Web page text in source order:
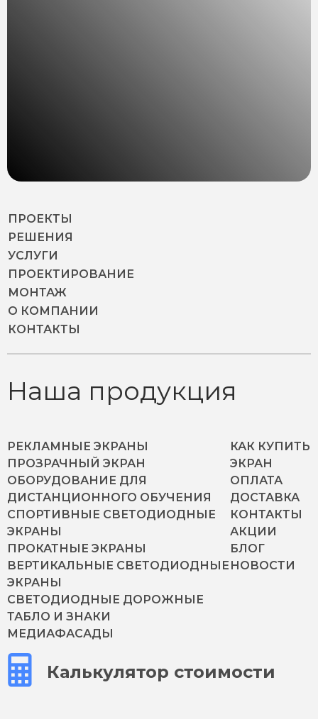
ПРОЕКТЫ
РЕШЕНИЯ
УСЛУГИ
ПРОЕКТИРОВАНИЕ
МОНТАЖ
О КОМПАНИИ
КОНТАКТЫ
Наша продукция
РЕКЛАМНЫЕ ЭКРАНЫ
ПРОЗРАЧНЫЙ ЭКРАН
ОБОРУДОВАНИЕ ДЛЯ
ДИСТАНЦИОННОГО ОБУЧЕНИЯ
СПОРТИВНЫЕ СВЕТОДИОДНЫЕ
ЭКРАНЫ
ПРОКАТНЫЕ ЭКРАНЫ
ВЕРТИКАЛЬНЫЕ СВЕТОДИОДНЫЕ
ЭКРАНЫ
СВЕТОДИОДНЫЕ ДОРОЖНЫЕ
ТАБЛО И ЗНАКИ
МЕДИАФАСАДЫ
КАК КУПИТЬ
ЭКРАН
ОПЛАТА
ДОСТАВКА
КОНТАКТЫ
АКЦИИ
БЛОГ
НОВОСТИ
Калькулятор стоимости